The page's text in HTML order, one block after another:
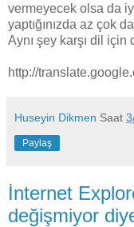
vermeyecek olsa da
yaptığınızda az çok
Aynı şey karşı dil için
http://
Huseyin Dikmen Saat
Paylaş
İnternet
değişmiyor